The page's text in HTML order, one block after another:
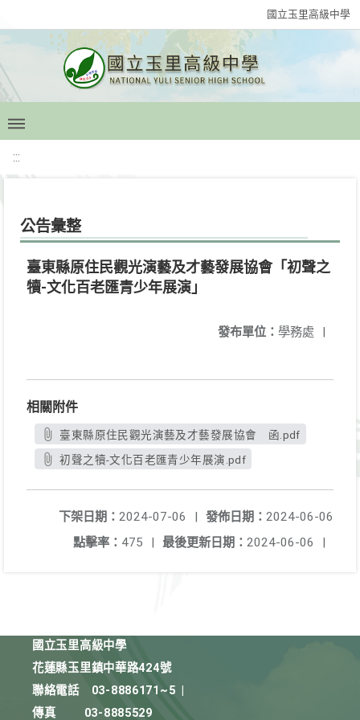
國立玉里高級中學
:::
公告彙整
臺東縣原住民觀光演藝及才藝發展協會「初聲之
犢-文化百老匯青少年展演」
發布單位： 學務處 |
相關附件
臺東縣原住民觀光演藝及才藝發展協會 函.pdf
初聲之犢-文化百老匯青少年展演.pdf
發佈日期： 2024-06-06
下架日期： 2024-07-06
|
最後更新日期： 2024-06-06 |
點擊率： 475 |
國立玉里高級中學
花蓮縣玉里鎮中華路424號
聯絡電話
03-8886171~5
傳真
03-8885529